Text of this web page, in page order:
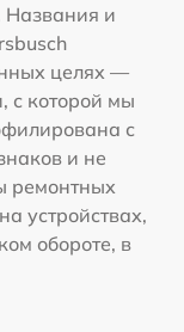
Названия и
целях —
с которой мы
с
и не
ремонтных
устройствах,
обороте, в